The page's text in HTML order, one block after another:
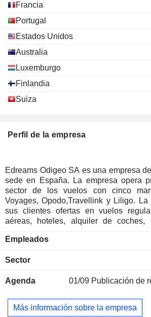
Francia
Portugal
Estados Unidos
Australia
Luxemburgo
Finlandia
Suiza
Perfil de la empresa
Edreams Odigeo SA es una empresa
sede en España. La empresa opera
sector de los vuelos con cinco
Voyages, Opodo,Travellink y Liligo.
sus clientes ofertas en vuelos
aéreas, hoteles, alquiler de coches,
de plataformas digitales, que consisten
los anunciantes una plataforma para
global. La Empresa se centra en
Empresa tiene presencia
servicio a clientes de 44 países.
Empleados
Sector
Agenda 01/09 Publicación de
Más información sobre la empresa